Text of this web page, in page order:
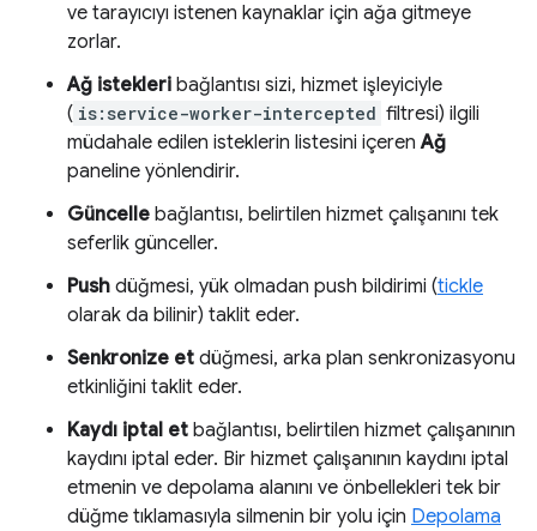
ve tarayıcıyı istenen kaynaklar için ağa gitmeye
zorlar.
Ağ istekleri bağlantısı sizi, hizmet işleyiciyle
( is:service-worker-intercepted filtresi) ilgili
müdahale edilen isteklerin listesini içerenAğ
paneline yönlendirir.
Güncelle bağlantısı, belirtilen hizmet çalışanını tek
seferlik günceller.
Push düğmesi, yük olmadan push bildirimi (tickle
olarak da bilinir) taklit eder.
Senkronize et düğmesi, arka plan senkronizasyonu
etkinliğini taklit eder.
Kaydı iptal et bağlantısı, belirtilen hizmet çalışanının
kaydını iptal eder. Bir hizmet çalışanının kaydını iptal
etmenin ve depolama alanını ve önbellekleri tek bir
düğme tıklamasıyla silmenin bir yolu için Depolama